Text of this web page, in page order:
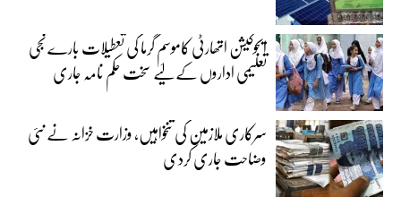
ایجوکیشن اتھارٹی کاموسمِ گرما کی تعطیلات بارے نجی
تعلیمی اداروں کے لیے سخت حکم نامہ جاری
سرکاری ملازمین کی تنخواہیں، وزارت خزانہ نے نئی
وضاحت جاری کردی